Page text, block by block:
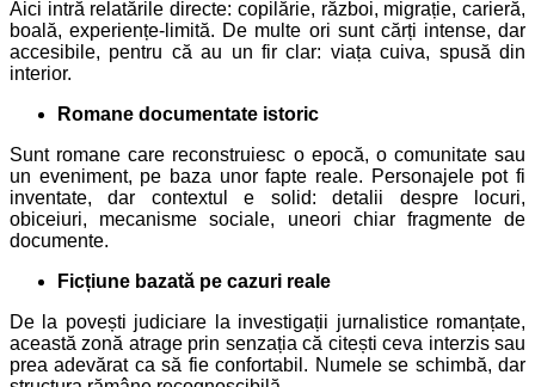
Aici intră relatările directe: copilărie, război, migrație, carieră,
boală, experiențe-limită. De multe ori sunt cărți intense, dar
accesibile, pentru că au un fir clar: viața cuiva, spusă din
interior.
Romane documentate istoric
Sunt romane care reconstruiesc o epocă, o comunitate sau
un eveniment, pe baza unor fapte reale. Personajele pot fi
inventate, dar contextul e solid: detalii despre locuri,
obiceiuri, mecanisme sociale, uneori chiar fragmente de
documente.
Ficțiune bazată pe cazuri reale
De la povești judiciare la investigații jurnalistice romanțate,
această zonă atrage prin senzația că citești ceva interzis sau
prea adevărat ca să fie confortabil. Numele se schimbă, dar